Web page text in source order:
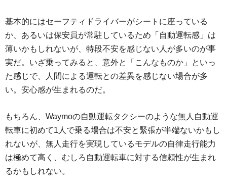
基本的にはセーフティドライバーがシートに座っている
か、あるいは保安員が常駐しているため「自動運転感」は
薄いかもしれないが、特段不安を感じない人が多いのが事
実だ。いざ乗ってみると、意外と「こんなものか」といっ
た感じで、人間による運転との差異を感じない場合が多
い。安心感が生まれるのだ。
もちろん、Waymoの自動運転タクシーのような無人自動運
転車に初めて1人で乗る場合は不安と緊張が半端ないかもし
れないが、無人走行を実現しているモデルの自律走行能力
は極めて高く、むしろ自動運転車に対する信頼性が生まれ
るかもしれない。